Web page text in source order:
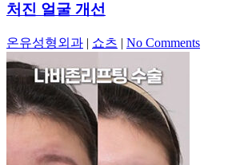
처진 얼굴 개선
온유성형외과 | 쇼츠 | No Comments